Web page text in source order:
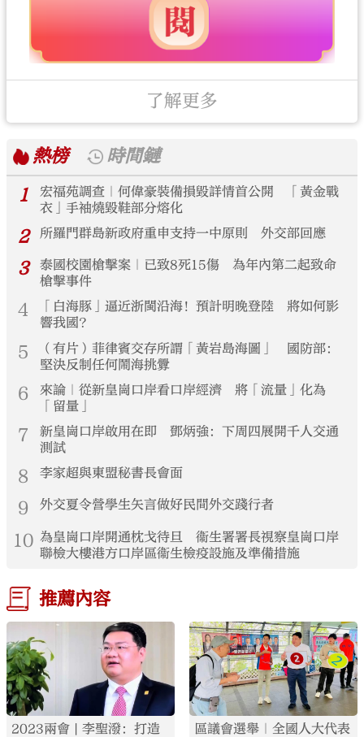
了解更多
熱榜
時間鏈
1
宏福苑調查｜何偉豪裝備損毀詳情首公開 「黃金戰
衣」手袖燒毀鞋部分熔化
2 所羅門群島新政府重申支持一中原則 外交部回應
3
泰國校園槍擊案｜已致8死15傷 為年內第二起致命
槍擊事件
4
「白海豚」逼近浙閩沿海！預計明晚登陸 將如何影
響我國？
5
（有片）菲律賓交存所謂「黃岩島海圖」 國防部：
堅決反制任何鬧海挑釁
6
來論｜從新皇崗口岸看口岸經濟 將「流量」化為
「留量」
7
新皇崗口岸啟用在即 鄧炳強：下周四展開千人交通
測試
8 李家超與東盟秘書長會面
9 外交夏令營學生矢言做好民間外交踐行者
10 為皇崗口岸開通枕戈待旦 衞生署署長視察皇崗口岸
聯檢大樓港方口岸區衞生檢疫設施及準備措施
推薦內容
2023兩會 | 李聖潑：打造
區議會選舉｜全國人大代表